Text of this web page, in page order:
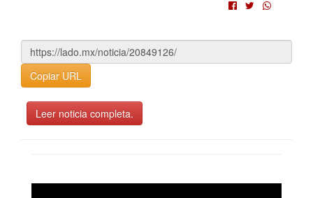
Copiar URL
Leer noticia completa.